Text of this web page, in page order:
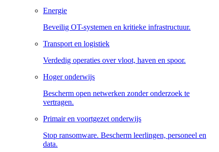
Energie
Beveilig OT-systemen en kritieke infrastructuur.
Transport en logistiek
Verdedig operaties over vloot, haven en spoor.
Hoger onderwijs
Bescherm open netwerken zonder onderzoek te
vertragen.
Primair en voortgezet onderwijs
Stop ransomware. Bescherm leerlingen, personeel en
data.